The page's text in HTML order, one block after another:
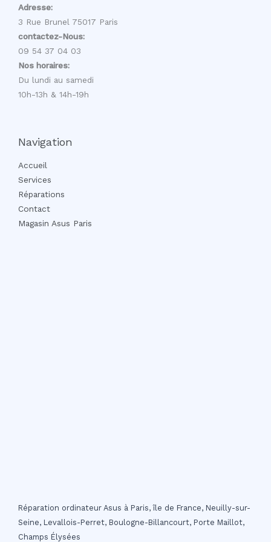
Adresse:
3 Rue Brunel 75017 Paris
contactez-Nous:
09 54 37 04 03
Nos horaires:
Du lundi au samedi
10h-13h & 14h-19h
Navigation
Accueil
Services
Réparations
Contact
Magasin Asus Paris
Réparation ordinateur Asus à Paris, île de France, Neuilly-sur-
Seine, Levallois-Perret, Boulogne-Billancourt, Porte Maillot,
Champs Élysées